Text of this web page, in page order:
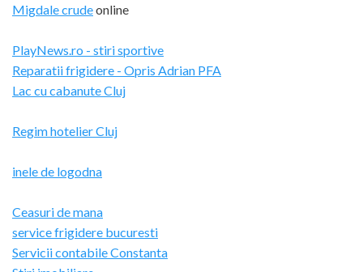
Migdale crudeonline
PlayNews.ro - stiri sportive
Reparatii frigidere - Opris Adrian PFA
Lac cu cabanute Cluj
Regim hotelier Cluj
inele de logodna
Ceasuri de mana
service frigidere bucuresti
Servicii contabile Constanta